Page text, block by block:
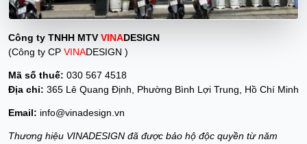
Công ty TNHH MTVVINADESIGN
(Công ty CP VINADESIGN )
Mã số thuế: 030 567 4518
Địa chỉ: 365 Lê Quang Định, Phường Bình Lợi Trung, Hồ Chí Minh
Email: info@vinadesign.vn
Thương hiệu VINADESIGN đã được bảo hộ độc quyền từ năm